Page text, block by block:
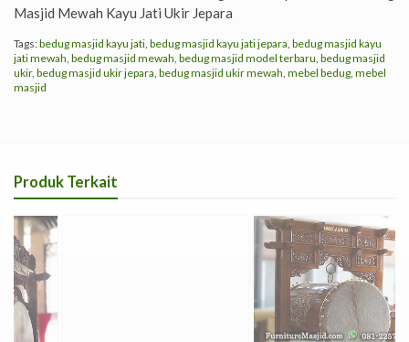
Masjid Mewah Kayu Jati Ukir Jepara
Tags:bedug masjid kayu jati bedug masjid kayu jati jepara bedug masjid kayu
jati mewah bedug masjid mewah bedug masjid model terbaru bedug masjid
ukir, bedug masjid ukir jepara bedug masjid ukir mewah mebel bedug mebel
masjid
Produk Terkait